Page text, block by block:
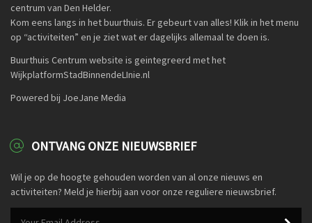
centrum van Den Helder.
Kom eens langs in het buurthuis. Er gebeurt van alles! Klik in het menu
op “activiteiten” en je ziet wat er dagelijks allemaal te doen is.
Buurthuis Centrum website is geintegreerd met het
WijkplatformStadBinnendeLInie.nl
Powered bij JoeJane Media
ONTVANG ONZE NIEUWSBRIEF
Wil je op de hoogte gehouden worden van al onze nieuws en
activiteiten? Meld je hierbij aan voor onze reguliere nieuwsbrief.